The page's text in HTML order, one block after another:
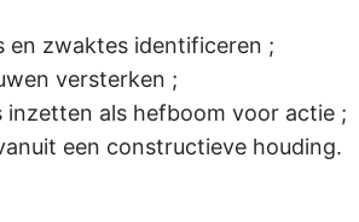
en zwaktes identificeren ;
versterken ;
inzetten als hefboom voor actie ;
een constructieve houding.